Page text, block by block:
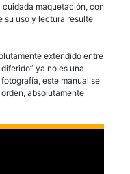
maquetación, con
su uso y lectura resulte
extendido entre
ya no es una
este manual se
absolutamente